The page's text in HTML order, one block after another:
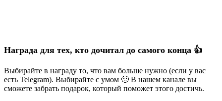
Награда для тех, кто дочитал до самого конца 👍
Выбирайте в награду то, что вам больше нужно (если у вас
есть Telegram). Выбирайте с умом 🙂 В нашем канале вы
сможете забрать подарок, который поможет этого достичь.